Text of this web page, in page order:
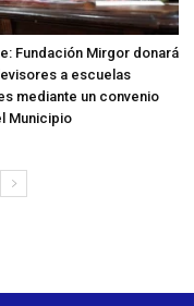
Fundación Mirgor donará
a escuelas
mediante un convenio
Municipio